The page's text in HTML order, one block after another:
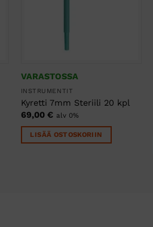
VARASTOSSA
INSTRUMENTIT
Kyretti 7mm Steriili 20 kpl
69,00 € alv 0%
LISÄÄ OSTOSKORIIN